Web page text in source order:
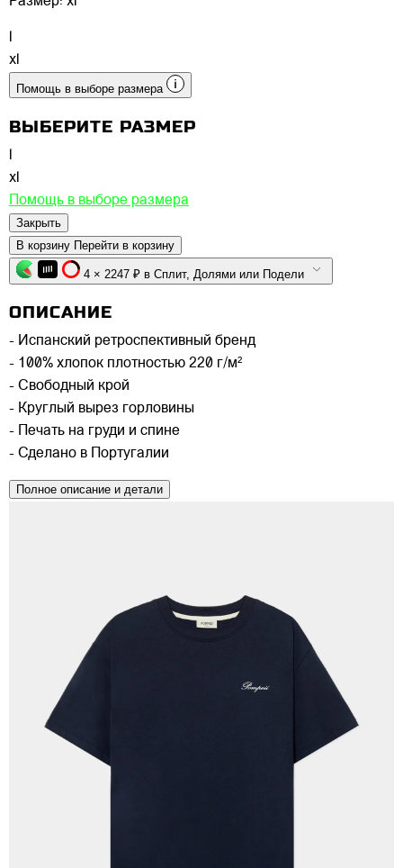
l
xl
Помощь в выборе размера
ВЫБЕРИТЕ РАЗМЕР
xl
Помощь в выборе размера
Закрыть
В корзину Перейти в корзину
4 × 2247 ₽ в Сплит, Долями или Подели
ОПИСАНИЕ
- Испанский ретроспективный бренд
- 100% хлопок плотностью 220 г/м²
- Свободный крой
- Круглый вырез горловины
- Печать на груди и спине
- Сделано в Португалии
Полное описание и детали